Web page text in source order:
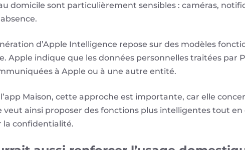
domicile sont particulièrement sensibles : caméras,
d’Apple Intelligence repose sur des modèles
Apple indique que les données personnelles traitées par
à Apple ou à une autre entité.
l’app Maison, cette approche est importante, car elle
veut ainsi proposer des fonctions plus intelligentes tout
la confidentialité.